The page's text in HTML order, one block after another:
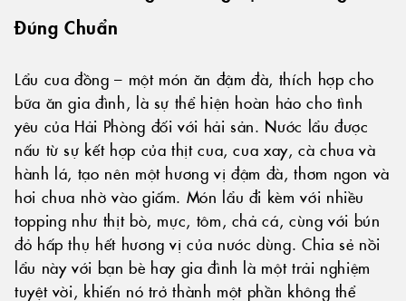
Đúng Chuẩn
Lẩu cua đồng – một món ăn đậm đà, thích hợp cho
bữa ăn gia đình, là sự thể hiện hoàn hảo cho tình
yêu của Hải Phòng đối với hải sản. Nước lẩu được
nấu từ sự kết hợp của thịt cua, cua xay, cà chua và
hành lá, tạo nên một hương vị đậm đà, thơm ngon và
hơi chua nhờ vào giấm. Món lẩu đi kèm với nhiều
topping như thịt bò, mực, tôm, chả cá, cùng với bún
đỏ hấp thụ hết hương vị của nước dùng. Chia sẻ nồi
lẩu này với bạn bè hay gia đình là một trải nghiệm
tuyệt vời, khiến nó trở thành một phần không thể